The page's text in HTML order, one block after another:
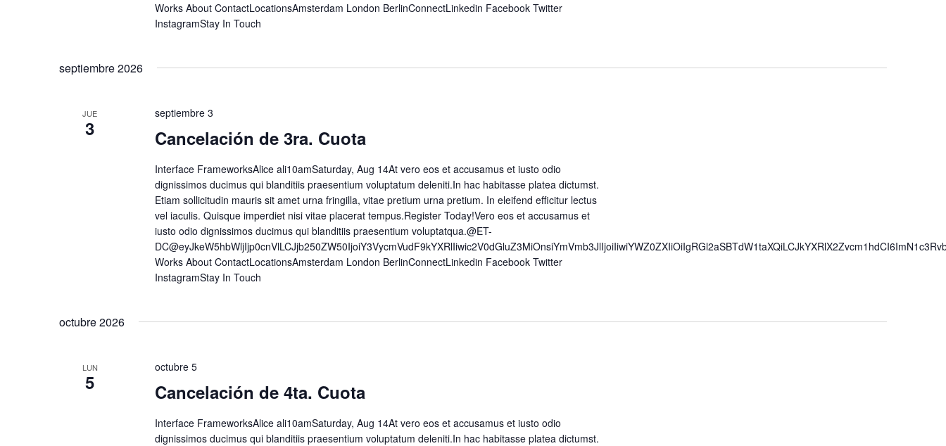
Works About ContactLocationsAmsterdam London BerlinConnectLinkedin Facebook Twitter
InstagramStay In Touch
septiembre 2026
JUE
3 Cancelación de 3ra. Cuota
septiembre 3
Interface FrameworksAlice ali10amSaturday, Aug 14At vero eos et accusamus et iusto odio
dignissimos ducimus qui blanditiis praesentium voluptatum deleniti.In hac habitasse platea dictumst.
Etiam sollicitudin mauris sit amet urna fringilla, vitae pretium urna pretium. In eleifend efficitur lectus
vel iaculis. Quisque imperdiet nisi vitae placerat tempus.Register Today!Vero eos et accusamus et
iusto odio dignissimos ducimus qui blanditiis praesentium voluptatqua.@ET-
Works About ContactLocationsAmsterdam London BerlinConnectLinkedin Facebook Twitter
InstagramStay In Touch
octubre 2026
LUN
5 Cancelación de 4ta. Cuota
octubre 5
Interface FrameworksAlice ali10amSaturday, Aug 14At vero eos et accusamus et iusto odio
dignissimos ducimus qui blanditiis praesentium voluptatum deleniti.In hac habitasse platea dictumst.